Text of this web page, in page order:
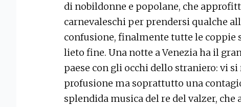
di nobildonne e popolane, che
carnevaleschi per prendersi qualche
confusione, finalmente tutte le
lieto fine. Una notte a Venezia ha il
paese con gli occhi dello straniero: vi
profusione ma soprattutto una
splendida musica del re del valzer,